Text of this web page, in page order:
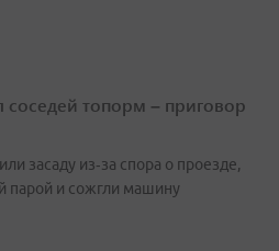
топорм – приговор
засаду из‑за спора о проезде,
парой и сожгли машину